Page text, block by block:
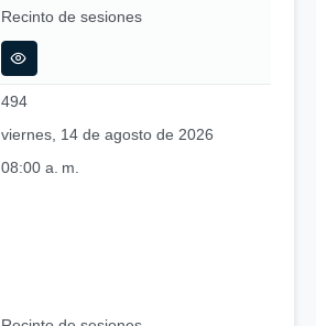
Recinto de sesiones
494
viernes, 14 de agosto de 2026
08:00 a. m.